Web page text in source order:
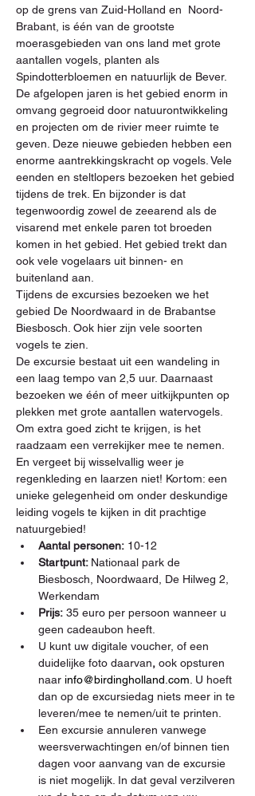
op de grens van Zuid-Holland en  Noord-
Brabant, is één van de grootste
moerasgebieden van ons land met grote
aantallen vogels, planten als
Spindotterbloemen en natuurlijk de Bever.
De afgelopen jaren is het gebied enorm in
omvang gegroeid door natuurontwikkeling
en projecten om de rivier meer ruimte te
geven. Deze nieuwe gebieden hebben een
enorme aantrekkingskracht op vogels. Vele
eenden en steltlopers bezoeken het gebied
tijdens de trek. En bijzonder is dat
tegenwoordig zowel de zeearend als de
visarend met enkele paren tot broeden
komen in het gebied. Het gebied trekt dan
ook vele vogelaars uit binnen- en
buitenland aan.
Tijdens de excursies bezoeken we het
gebied De Noordwaard in de Brabantse
Biesbosch. Ook hier zijn vele soorten
vogels te zien.
De excursie bestaat uit een wandeling in
een laag tempo van 2,5 uur. Daarnaast
bezoeken we één of meer uitkijkpunten op
plekken met grote aantallen watervogels.
Om extra goed zicht te krijgen, is het
raadzaam een verrekijker mee te nemen.
En vergeet bij wisselvallig weer je
regenkleding en laarzen niet! Kortom: een
unieke gelegenheid om onder deskundige
leiding vogels te kijken in dit prachtige
natuurgebied!
Aantal personen: 10-12
Startpunt: Nationaal park de
Biesbosch, Noordwaard, De Hilweg 2,
Werkendam
Prijs: 35 euro per persoon wanneer u
geen cadeaubon heeft.
U kunt uw digitale voucher, of een
duidelijke foto daarvan, ook opsturen
naar info@birdingholland.com . U hoeft
dan op de excursiedag niets meer in te
leveren/mee te nemen/uit te printen.
Een excursie annuleren vanwege
weersverwachtingen en/of binnen tien
dagen voor aanvang van de excursie
is niet mogelijk. In dat geval verzilveren